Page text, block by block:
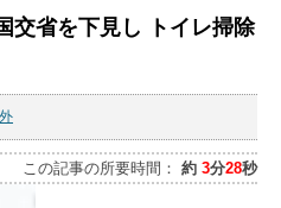
交省を下見し トイレ掃除
この記事の所要時間： 約 3分28秒